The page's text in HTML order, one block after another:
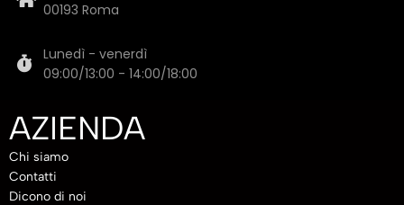
00193 Roma
Lunedì - venerdì
09:00/13:00 - 14:00/18:00
AZIENDA
Chi siamo
Contatti
Dicono di noi